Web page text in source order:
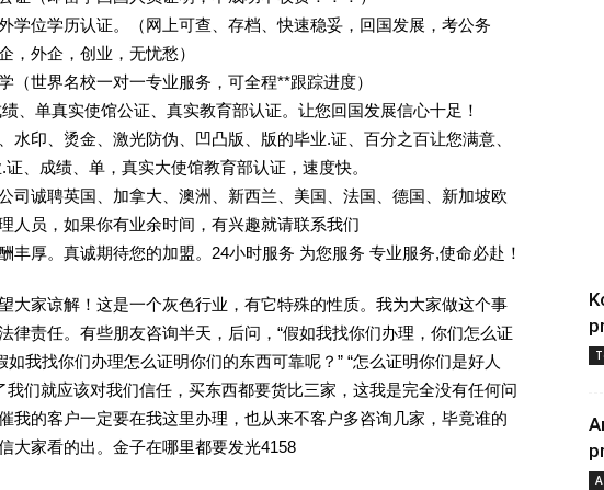
学位学历认证。（网上可查、存档、快速稳妥，回国发展，考公务
，外企，创业，无忧愁）
（世界名校一对一专业服务，可全程**跟踪进度）
、单真实使馆公证、真实教育部认证。让您回国发展信心十足！
水印、烫金、激光防伪、凹凸版、版的毕业.证、百分之百让您满意、
、成绩、单，真实大使馆教育部认证，速度快。
司诚聘英国、加拿大、澳洲、新西兰、美国、法国、德国、新加坡欧
人员，如果你有业余时间，有兴趣就请联系我们
丰厚。真诚期待您的加盟。24小时服务 为您服务 专业服务,使命必赴！
大家谅解！这是一个灰色行业，有它特殊的性质。我为大家做这个事
律责任。有些朋友咨询半天，后问，“假如我找你们办理，你们怎么证
如我找你们办理怎么证明你们的东西可靠呢？” “怎么证明你们是好人
我们就应该对我们信任，买东西都要货比三家，这我是完全没有任何问
我的客户一定要在我这里办理，也从来不客户多咨询几家，毕竟谁的
大家看的出。金子在哪里都要发光4158